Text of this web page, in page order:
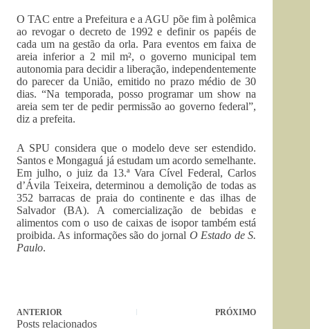
O TAC entre a Prefeitura e a AGU põe fim à polêmica
ao revogar o decreto de 1992 e definir os papéis de
cada um na gestão da orla. Para eventos em faixa de
areia inferior a 2 mil m², o governo municipal tem
autonomia para decidir a liberação, independentemente
do parecer da União, emitido no prazo médio de 30
dias. “Na temporada, posso programar um show na
areia sem ter de pedir permissão ao governo federal”,
diz a prefeita.
A SPU considera que o modelo deve ser estendido.
Santos e Mongaguá já estudam um acordo semelhante.
Em julho, o juiz da 13.ª Vara Cível Federal, Carlos
d’Ávila Teixeira, determinou a demolição de todas as
352 barracas de praia do continente e das ilhas de
Salvador (BA). A comercialização de bebidas e
alimentos com o uso de caixas de isopor também está
proibida. As informações são do jornal O Estado de S.
Paulo.
ANTERIOR PRÓXIMO
Posts relacionados